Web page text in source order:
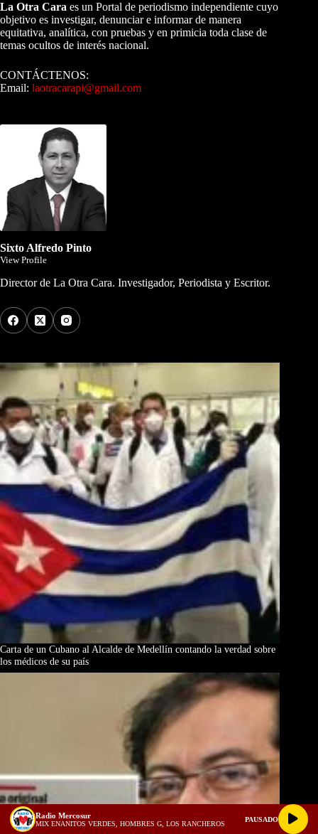
La Otra Cara es un Portal de periodismo independiente cuyo
objetivo es investigar, denunciar e informar de manera
equitativa, analítica, con pruebas y en primicia toda clase de
temas ocultos de interés nacional.
CONTÁCTENOS:
Email: laotracarapi@gmail.com
Sixto Alfredo Pinto
View Profile
Director de La Otra Cara. Investigador, Periodista y Escritor.
Carta de un Cubano al Alcalde de Medellín contando la verdad sobre
los médicos de su país
Radio Mercosur
MIX ENANITOS VERDES, HOMBRES G, LOS RANCHEROS
PAUSADO